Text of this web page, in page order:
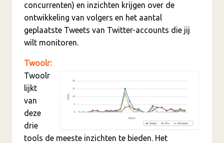
concurrenten) en inzichten krijgen over de
ontwikkeling van volgers en het aantal
geplaatste Tweets van Twitter-accounts die jij
wilt monitoren.
Twoolr:
Twoolr
lijkt
van
deze
drie
tools de meeste inzichten te bieden. Het